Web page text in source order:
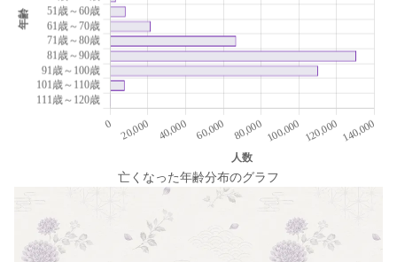
亡くなった年齢分布のグラフ